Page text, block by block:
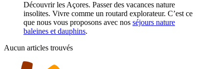
Découvrir les Açores. Passer des vacances nature
insolites. Vivre comme un routard explorateur. C’est ce
que nous vous proposons avec nos séjours nature
baleines et dauphins.
Aucun articles trouvés